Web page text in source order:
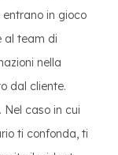
in gioco
al team di
nella
dal cliente.
Nel caso in cui
ti confonda, ti